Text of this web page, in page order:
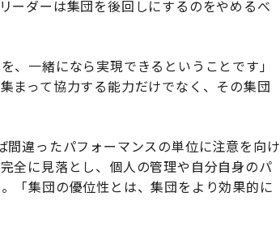
ーダーは集団を後回しにするのをやめるべ
、一緒になら実現できるということです」
まって協力する能力だけでなく、その集団
違ったパフォーマンスの単位に注意を向け
全に見落とし、個人の管理や自分自身のパ
「集団の優位性とは、集団をより効果的に